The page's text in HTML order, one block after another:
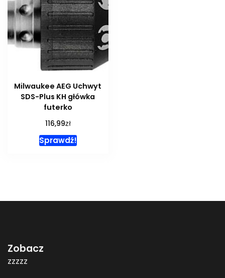
Milwaukee AEG Uchwyt
SDS-Plus KH główka
futerko
116,99zł
Sprawdź!
Zobacz
zzzzz